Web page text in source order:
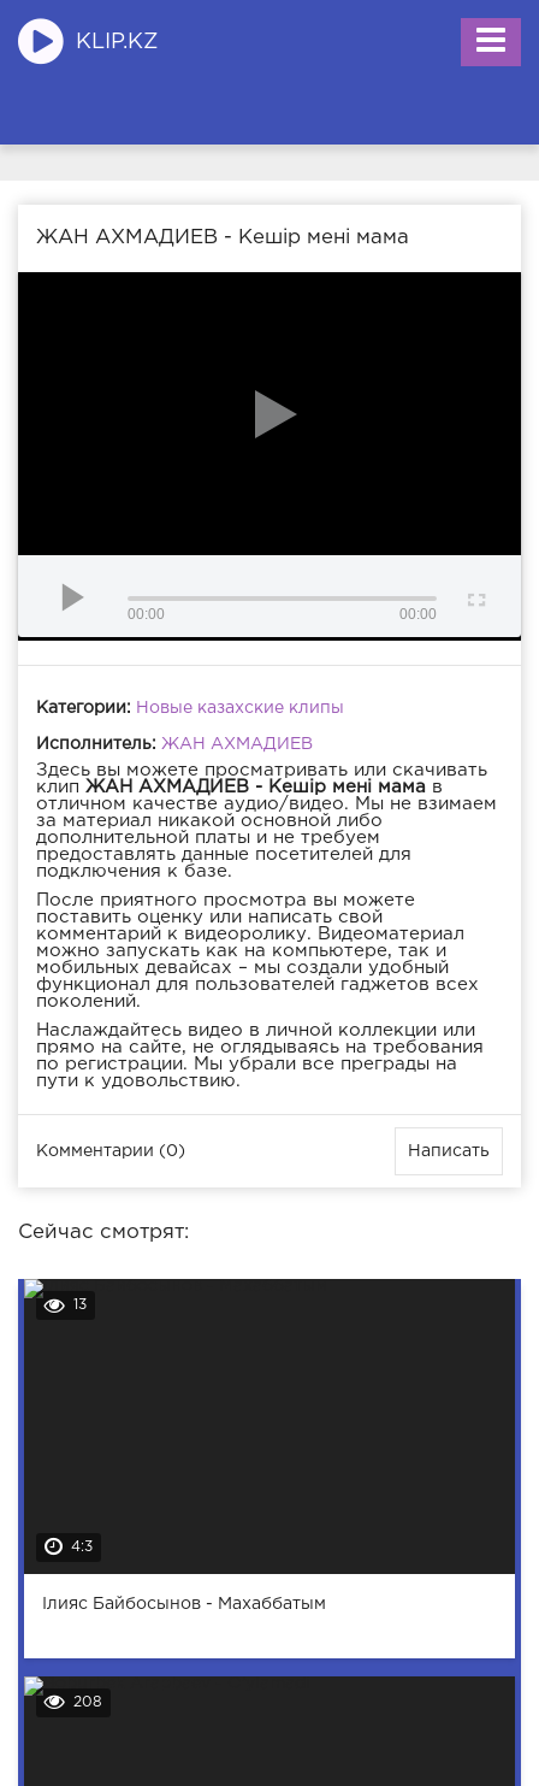
KLIP.KZ
ЖАН АХМАДИЕВ - Кешір мені мама
00:00 00:00
Категории: Новые казахские клипы
Исполнитель: ЖАН АХМАДИЕВ
Здесь вы можете просматривать или скачивать
клип ЖАН АХМАДИЕВ - Кешір мені мама в
отличном качестве аудио/видео. Мы не взимаем
за материал никакой основной либо
дополнительной платы и не требуем
предоставлять данные посетителей для
подключения к базе.
После приятного просмотра вы можете
поставить оценку или написать свой
комментарий к видеоролику. Видеоматериал
можно запускать как на компьютере, так и
мобильных девайсах – мы создали удобный
функционал для пользователей гаджетов всех
поколений.
Наслаждайтесь видео в личной коллекции или
прямо на сайте, не оглядываясь на требования
по регистрации. Мы убрали все преграды на
пути к удовольствию.
Комментарии (0) Написать
Сейчас смотрят:
13
4:3
Ілияс Байбосынов - Махаббатым
208